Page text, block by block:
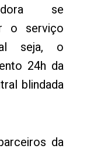
se
o serviço
seja, o
24h da
blindada
da